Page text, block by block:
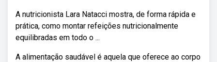
A nutricionista Lara Natacci mostra, de forma rápida e
prática, como montar refeições nutricionalmente
equilibradas em todo o ...
A alimentação saudável é aquela que oferece ao corpo